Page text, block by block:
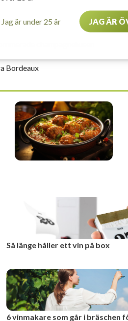
champagnehusen
Bordeaux
Så länge håller ett vin på box
6 vinmakare som går i bräschen
Jag är under 25 år JAG ÄR